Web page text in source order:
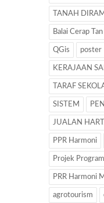
TANAH
Balai Cerap
QGis poster
KERAJAAN
TARAF
SISTEM
JUALAN
PPR Harmoni
Projek
PRR Harmoni
agrotourism